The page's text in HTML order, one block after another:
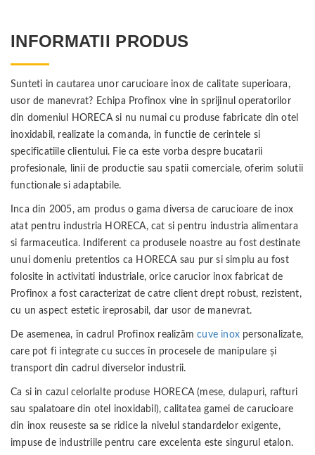
INFORMATII PRODUS
Sunteti in cautarea unor carucioare inox de calitate superioara,
usor de manevrat? Echipa Profinox vine in sprijinul operatorilor
din domeniul HORECA si nu numai cu produse fabricate din otel
inoxidabil, realizate la comanda, in functie de cerintele si
specificatiile clientului. Fie ca este vorba despre bucatarii
profesionale, linii de productie sau spatii comerciale, oferim solutii
functionale si adaptabile.
Inca din 2005, am produs o gama diversa de carucioare de inox
atat pentru industria HORECA, cat si pentru industria alimentara
si farmaceutica. Indiferent ca produsele noastre au fost destinate
unui domeniu pretentios ca HORECA sau pur si simplu au fost
folosite in activitati industriale, orice carucior inox fabricat de
Profinox a fost caracterizat de catre client drept robust, rezistent,
cu un aspect estetic ireprosabil, dar usor de manevrat.
De asemenea, în cadrul Profinox realizămcuve inox personalizate,
care pot fi integrate cu succes în procesele de manipulare și
transport din cadrul diverselor industrii.
Ca si in cazul celorlalte produse HORECA (mese, dulapuri, rafturi
sau spalatoare din otel inoxidabil), calitatea gamei de carucioare
din inox reuseste sa se ridice la nivelul standardelor exigente,
impuse de industriile pentru care excelenta este singurul etalon.